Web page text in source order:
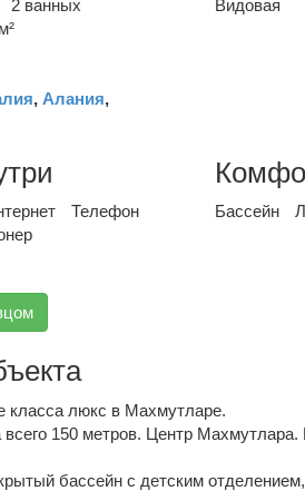
2 ванных
, Алания,
Видовая
Телефон
Бассейн
класса люкс в Махмутларе.
150 метров. Центр Махмутлара.
бассейн с детским